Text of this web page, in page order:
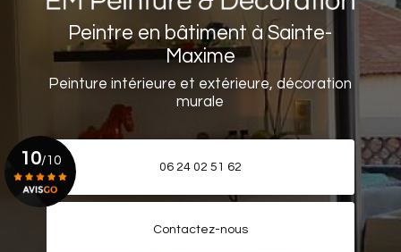
Peintre en bâtiment à Sainte-
Maxime
Peinture intérieure et extérieure, décoration
murale
06 24 02 51 62
Contactez-nous
10/10